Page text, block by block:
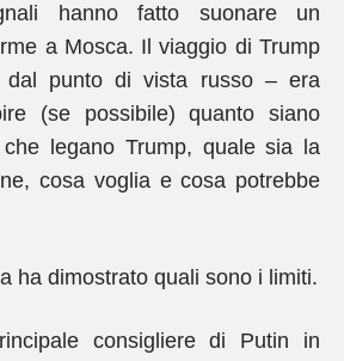
hanno fatto suonare un
a Mosca. Il viaggio di Trump
dal punto di vista russo – era
(se possibile) quanto siano
legano Trump, quale sia la
cosa voglia e cosa potrebbe
ha dimostrato quali sono i limiti.
consigliere di Putin in